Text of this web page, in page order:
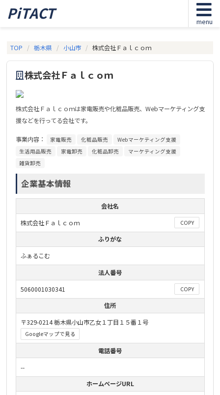
PiTACT menu
TOP 栃木県 小山市 株式会社Ｆａｌｃｏｍ
株式会社Ｆａｌｃｏｍ
株式会社Ｆａｌｃｏｍは家電販売や化粧品販売、Webマーケティング支
援などを行ってる会社です。
事業内容： 家電販売 化粧品販売
Webマーケティング支援
生活用品販売
家電卸売 化粧品卸売
マーケティング支援
雑貨卸売
企業基本情報
会社名
株式会社Ｆａｌｃｏｍ
COPY
ふりがな
ふぁるこむ
法人番号
5060001030341
COPY
住所
〒329-0214 栃木県小山市乙女１丁目１５番１号
Googleマップで見る
電話番号
--
ホームページURL